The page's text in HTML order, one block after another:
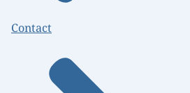
Contact